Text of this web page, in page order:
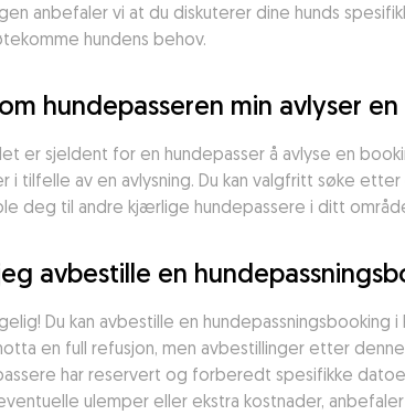
anbefaler vi at du diskuterer dine hunds
hundens behov.
hundepasseren min avlyser
er sjeldent for en hundepasser å avlyse en
i tilfelle av en avlysning. Du kan valgfritt søke
deg til andre kjærlige hundepassere i ditt
avbestille en
Du kan avbestille en hundepassningsbooking
en full refusjon, men avbestillinger etter
har reservert og forberedt spesifikke
ulemper eller ekstra kostnader,